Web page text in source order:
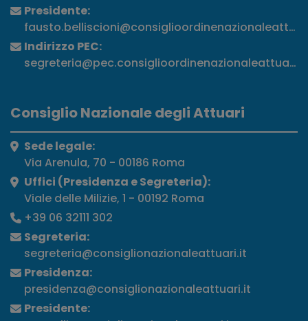
Presidente:
Indirizzo PEC:
segreteria@pec.consiglioordinenazionaleattuari.it
Consiglio Nazionale degli Attuari
Sede legale:
Via Arenula, 70 - 00186 Roma
Uffici (Presidenza e Segreteria):
Viale delle Milizie, 1 - 00192 Roma
+39 06 32111 302
Segreteria:
segreteria@consiglionazionaleattuari.it
Presidenza:
presidenza@consiglionazionaleattuari.it
Presidente: